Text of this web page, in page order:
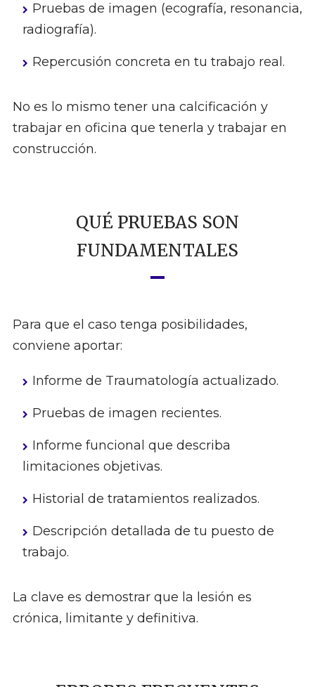
Pruebas de imagen (ecografía, resonancia,
radiografía).
Repercusión concreta en tu trabajo real.
No es lo mismo tener una calcificación y
trabajar en oficina que tenerla y trabajar en
construcción.
QUÉ PRUEBAS SON
FUNDAMENTALES
Para que el caso tenga posibilidades,
conviene aportar:
Informe de Traumatología actualizado.
Pruebas de imagen recientes.
Informe funcional que describa
limitaciones objetivas.
Historial de tratamientos realizados.
Descripción detallada de tu puesto de
trabajo.
La clave es demostrar que la lesión es
crónica, limitante y definitiva.